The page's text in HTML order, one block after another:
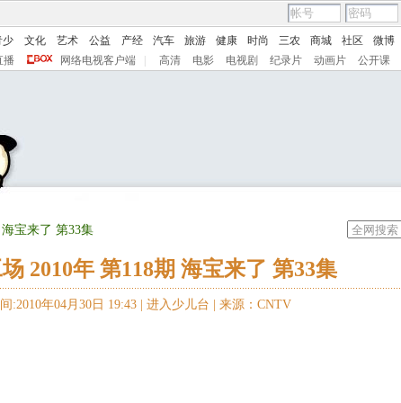
少 文化 艺术 公益 产经 汽车 旅游 健康 时尚 三农 商城 社区 微博
播 网络电视客户端 高清 电影 电视剧 纪录片 动画片 公开课
宝来了 第33集
2010年 第118期 海宝来了 第33集
:2010年04月30日 19:43 | 进入少儿台 来源：CNTV